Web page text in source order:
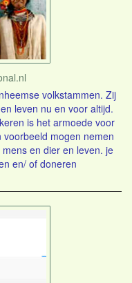
volkstammen. Zij
leven nu en voor altijd.
is het armoede voor
mogen nemen
en dier en leven. je
en/ of doneren